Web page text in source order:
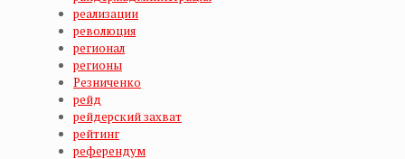
реализации
революция
регионал
регионы
Резниченко
рейд
рейдерский захват
рейтинг
референдум